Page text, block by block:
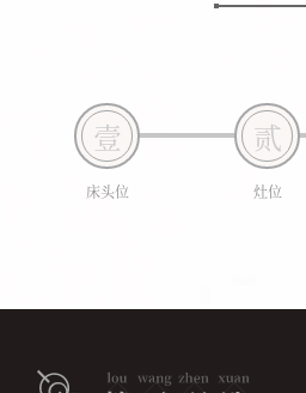
壹
床头位
贰
灶位